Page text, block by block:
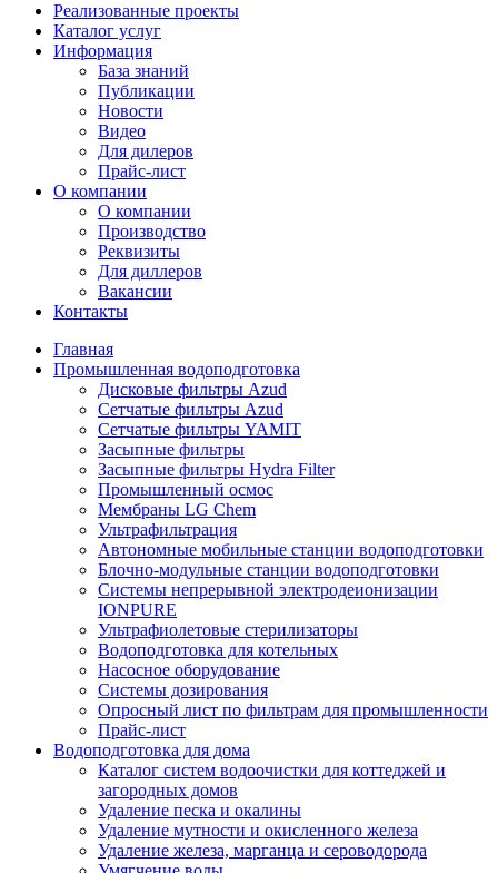
Реализованные проекты
Каталог услуг
Информация
База знаний
Публикации
Новости
Видео
Для дилеров
Прайс-лист
О компании
О компании
Производство
Реквизиты
Для диллеров
Вакансии
Контакты
Главная
Промышленная водоподготовка
Дисковые фильтры Azud
Сетчатые фильтры Azud
Сетчатые фильтры YAMIT
Засыпные фильтры
Засыпные фильтры Hydra Filter
Промышленный осмос
Мембраны LG Chem
Ультрафильтрация
Автономные мобильные станции водоподготовки
Блочно-модульные станции водоподготовки
Системы непрерывной электродеионизации
IONPURE
Ультрафиолетовые стерилизаторы
Водоподготовка для котельных
Насосное оборудование
Системы дозирования
Опросный лист по фильтрам для промышленности
Прайс-лист
Водоподготовка для дома
Каталог систем водоочистки для коттеджей и
загородных домов
Удаление песка и окалины
Удаление мутности и окисленного железа
Удаление железа, марганца и сероводорода